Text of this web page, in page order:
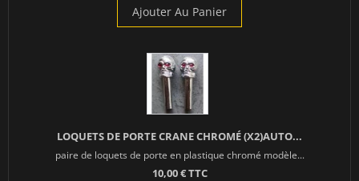
Ajouter Au Panier
LOQUETS DE PORTE CRANE CHROMÉ (X2)AUTO...
paire de loquets de porte en plastique chromé modèle...
10,00 € TTC